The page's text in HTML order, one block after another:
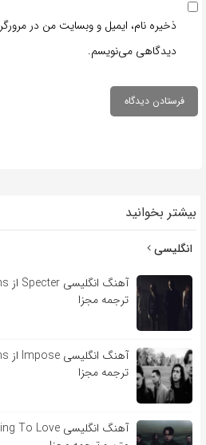
ذخیره نام، ایمیل و وبسایت من در
دیدگاهی می‌نویسم.
بیشتر بخوانید
انگلیسی
ترجمه مجزا
ترجمه مجزا